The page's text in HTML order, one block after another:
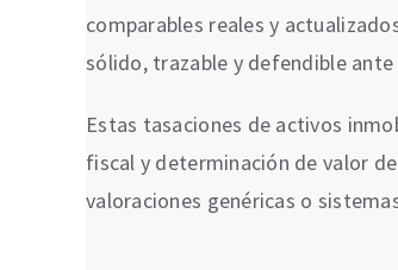
comparables reales y
sólido, trazable y defendible
Estas tasaciones de activos
fiscal y determinación de valor
valoraciones genéricas o